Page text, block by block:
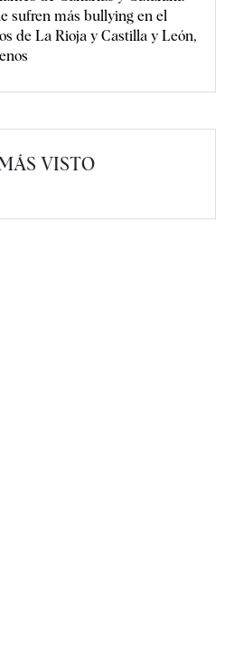
sufren más bullying en el
de La Rioja y Castilla y León,
VISTO